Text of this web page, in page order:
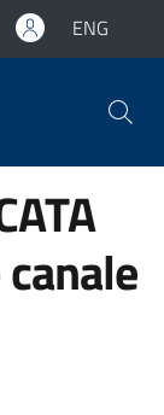
ENG
canale